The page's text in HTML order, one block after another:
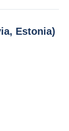
Estonia)